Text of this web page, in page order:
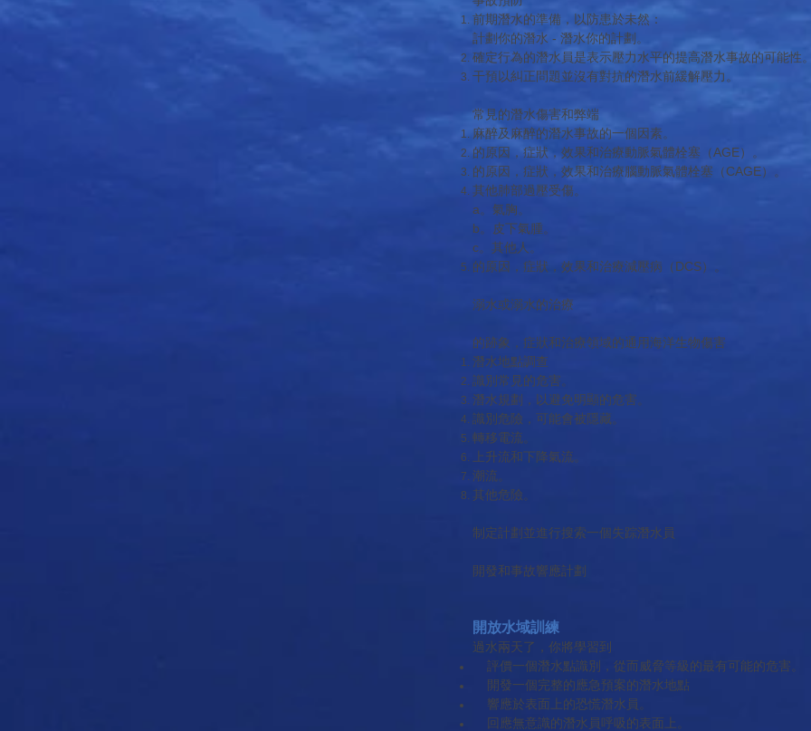
前期潛水的準備，以防患於未然：
計劃你的潛水 - 潛水你的計劃。
確定行為的潛水員是表示壓力水平的提高潛水事故的可能性
干預以糾正問題並沒有對抗的潛水前緩解壓力。
常見的潛水傷害和弊端
麻醉及麻醉的潛水事故的一個因素。
的原因，症狀，效果和治療動脈氣體栓塞（AGE）。
的原因，症狀，效果和治療腦動脈氣體栓塞（CAGE）。
其他肺部過壓受傷。
a。氣胸。
b。皮下氣腫。
c。其他人。
的原因，症狀，效果和治療減壓病（DCS）。
溺水或溺水的治療
的跡象，症狀和治療領域的通用海洋生物傷害
潛水地點調查
識別常見的危害。
潛水規劃，以避免明顯的危害。
識別危險，可能會被隱藏。
轉移電流。
上升流和下降氣流。
潮流。
其他危險。
制定計劃並進行搜索一個失踪潛水員
開發和事故響應計劃
開放水域訓練
過水兩天了，你將學習到
評價一個潛水點識別，從而威脅等級的最有可能的危害。
開發一個完整的應急預案的潛水地點
響應於表面上的恐慌潛水員。
回應無意識的潛水員呼吸的表面上。